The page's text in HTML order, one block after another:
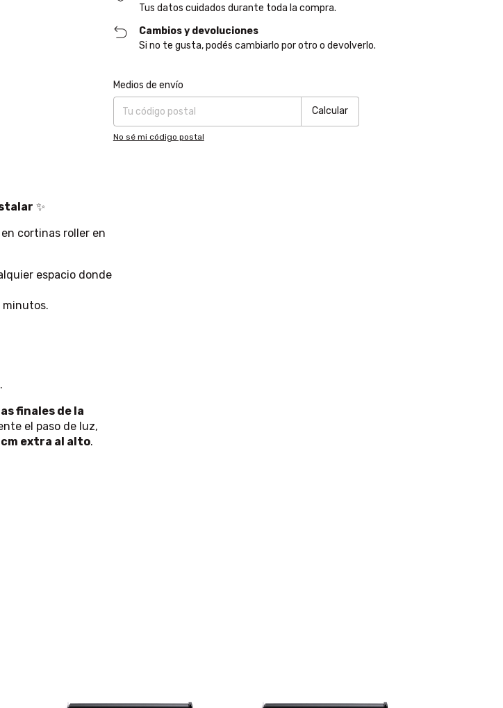
Tus datos cuidados durante toda la compra.
Cambios y devoluciones
Si no te gusta, podés cambiarlo por otro o devolverlo.
Entregas para el CP:
Medios de envío
Calcular
No sé mi código postal
✨
cortinas roller en
espacio donde
minutos.
finales de la
el paso de luz,
cm extra al alto.